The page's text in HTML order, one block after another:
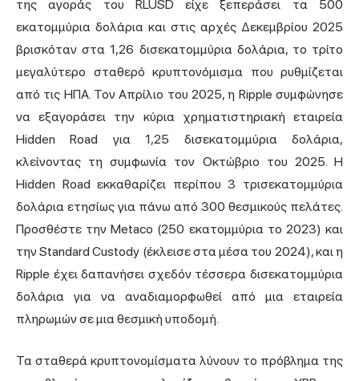
της αγοράς του RLUSD είχε ξεπεράσει τα 500
εκατομμύρια δολάρια και στις αρχές Δεκεμβρίου 2025
βρισκόταν στα 1,26 δισεκατομμύρια δολάρια, το τρίτο
μεγαλύτερο σταθερό κρυπτονόμισμα που ρυθμίζεται
από τις ΗΠΑ. Τον Απρίλιο του 2025, η Ripple συμφώνησε
να εξαγοράσει την κύρια χρηματιστηριακή εταιρεία
Hidden Road για 1,25 δισεκατομμύρια δολάρια,
κλείνοντας τη συμφωνία τον Οκτώβριο του 2025. Η
Hidden Road εκκαθαρίζει περίπου 3 τρισεκατομμύρια
δολάρια ετησίως για πάνω από 300 θεσμικούς πελάτες.
Προσθέστε την Metaco (250 εκατομμύρια το 2023) και
την Standard Custody (έκλεισε στα μέσα του 2024), και η
Ripple έχει δαπανήσει σχεδόν τέσσερα δισεκατομμύρια
δολάρια για να αναδιαμορφωθεί από μια εταιρεία
πληρωμών σε μια θεσμική υποδομή.
Τα σταθερά κρυπτονομίσματα λύνουν το πρόβλημα της